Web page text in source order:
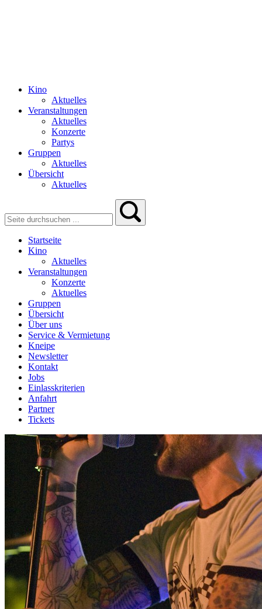
Kino
Aktuelles
Veranstaltungen
Aktuelles
Konzerte
Partys
Gruppen
Aktuelles
Übersicht
Aktuelles
Startseite
Kino
Aktuelles
Veranstaltungen
Konzerte
Aktuelles
Gruppen
Übersicht
Über uns
Service & Vermietung
Kneipe
Newsletter
Kontakt
Jobs
Einlasskriterien
Anfahrt
Partner
Tickets